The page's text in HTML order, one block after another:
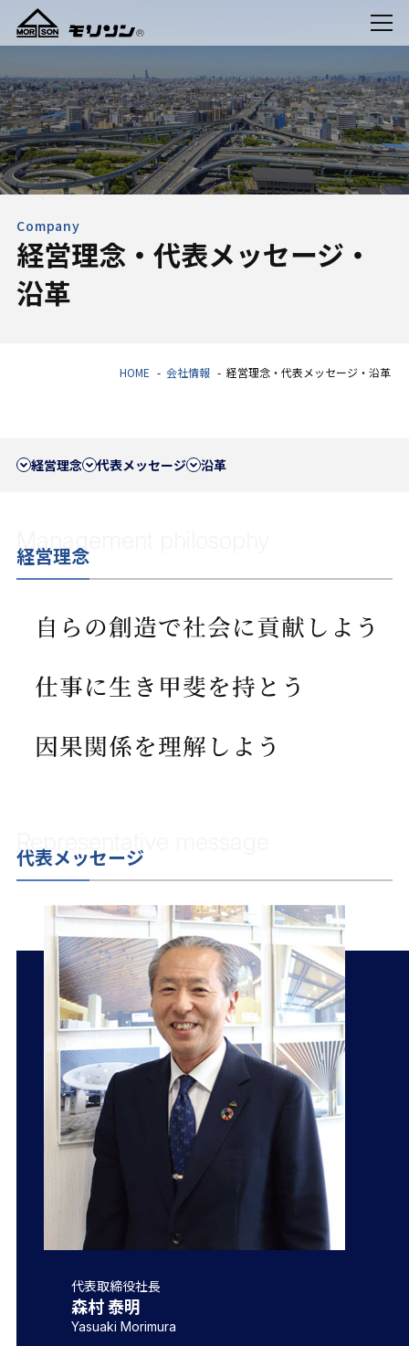
Company
経営理念・代表メッセージ・
沿革
HOME 会社情報 経営理念・代表メッセージ・沿革
経営理念 代表メッセージ 沿革
Management philosophy
経営理念
Representative message
代表メッセージ
代表取締役社長
森村 泰明
Yasuaki Morimura